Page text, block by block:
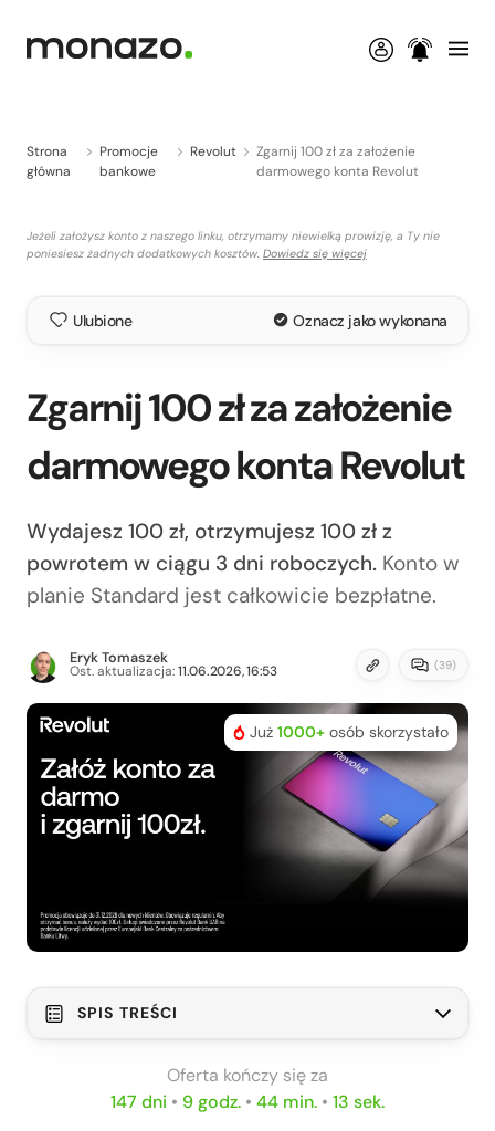
Strona
główna
Promocje
bankowe
Revolut
Zgarnij 100 zł za założenie
darmowego konta Revolut
Jeżeli założysz konto z naszego linku, otrzymamy niewielką prowizję, a Ty nie
poniesiesz żadnych dodatkowych kosztów. Dowiedz się więcej
Ulubione Oznacz jako wykonana
Zgarnij 100 zł za założenie
darmowego konta Revolut
Wydajesz 100 zł, otrzymujesz 100 zł z
powrotem w ciągu 3 dni roboczych. Konto w
planie Standard jest całkowicie bezpłatne.
Eryk Tomaszek (39)
Ost. aktualizacja:11.06.2026, 16:53
Już 1000+ osób skorzystało
SPIS TREŚCI
Revolut (plan Standard): parametry
konta
Oferta kończy się za
147 dni • 9 godz. • 44 min. • 12 sek.